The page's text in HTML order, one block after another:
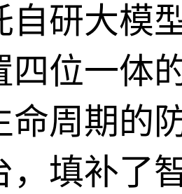
自研大模
四位一体
命周期的
，填补了